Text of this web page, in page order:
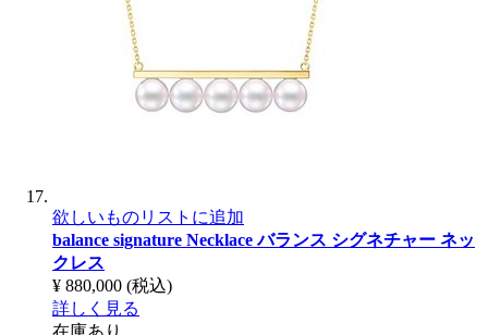
欲しいものリストに追加
balance signature Necklaceバランス シグネチャー ネッ
クレス
¥ 880,000 (税込)
詳しく見る
在庫あり